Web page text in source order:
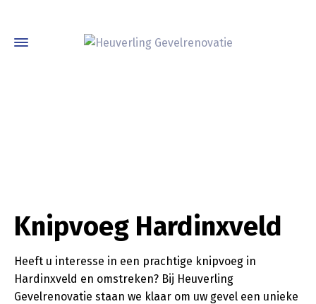
Knipvoeg Hardinxveld
Heeft u interesse in een prachtige knipvoeg in
Hardinxveld en omstreken? Bij Heuverling
Gevelrenovatie staan we klaar om uw gevel een unieke